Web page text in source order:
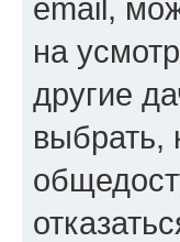
email,
на
другие
выбрать,